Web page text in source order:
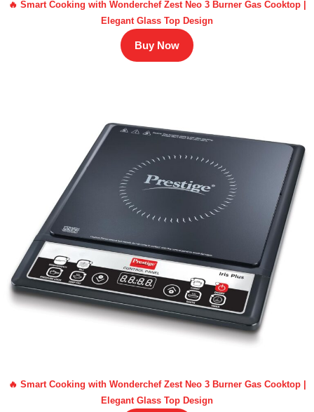
🔥 Smart Cooking with Wonderchef Zest Neo 3 Burner Gas Cooktop |
Elegant Glass Top Design
Buy Now
🔥 Smart Cooking with Wonderchef Zest Neo 3 Burner Gas Cooktop |
Elegant Glass Top Design